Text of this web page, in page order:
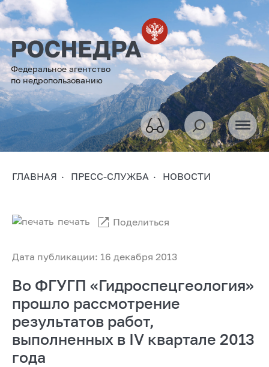
Федеральное агентство
по недропользованию
ГЛАВНАЯ ПРЕСС-СЛУЖБА НОВОСТИ
Дата публикации: 16 декабря 2013
печать Поделиться
Во ФГУГП «Гидроспецгеология»
прошло рассмотрение
результатов работ,
выполненных в IV квартале 2013
года